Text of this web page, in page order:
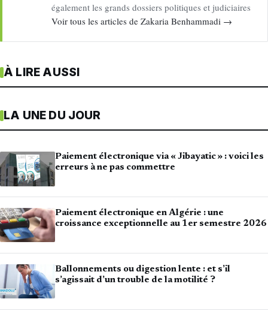
également les grands dossiers politiques et judiciaires
Voir tous les articles de Zakaria Benhammadi →
À LIRE AUSSI
LA UNE DU JOUR
Paiement électronique via « Jibayatic » : voici les
erreurs à ne pas commettre
Paiement électronique en Algérie : une
croissance exceptionnelle au 1er semestre 2026
Ballonnements ou digestion lente : et s’il
s’agissait d’un trouble de la motilité ?